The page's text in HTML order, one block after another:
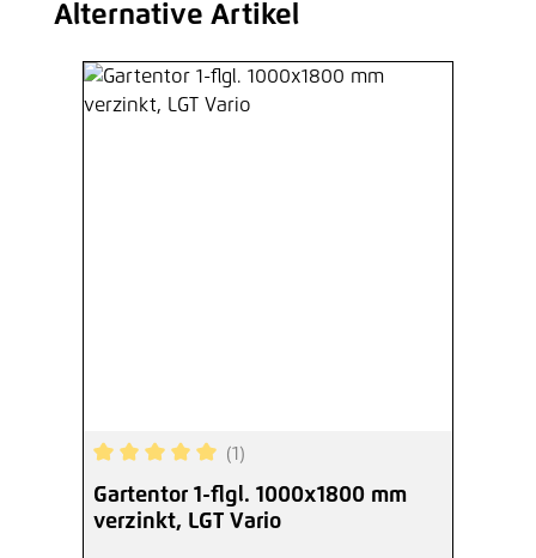
Produktgalerie überspringen
Alternative Artikel
Durchschnittliche Bewertung von 5 von 5
(1)
Gartentor 1-flgl. 1000x1800 mm
verzinkt, LGT Vario